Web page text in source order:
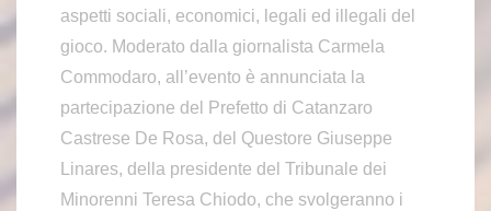
aspetti sociali, economici, legali ed illegali del
gioco. Moderato dalla giornalista Carmela
Commodaro, all’evento è annunciata la
partecipazione del Prefetto di Catanzaro
Castrese De Rosa, del Questore Giuseppe
Linares, della presidente del Tribunale dei
Minorenni Teresa Chiodo, che svolgeranno i